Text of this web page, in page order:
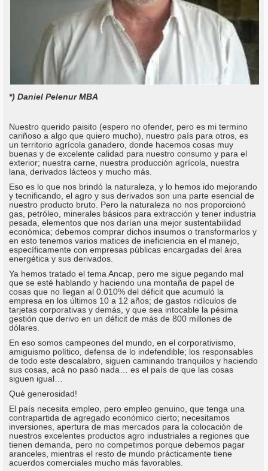
*) Daniel Pelenur MBA
Nuestro querido paisito (espero no ofender, pero es mi termino
cariñoso a algo que quiero mucho), nuestro país para otros, es
un territorio agrícola ganadero, donde hacemos cosas muy
buenas y de excelente calidad para nuestro consumo y para el
exterior; nuestra carne, nuestra producción agrícola, nuestra
lana, derivados lácteos y mucho más.
Eso es lo que nos brindó la naturaleza, y lo hemos ido mejorando
y tecnificando, el agro y sus derivados son una parte esencial de
nuestro producto bruto. Pero la naturaleza no nos proporcionó
gas, petróleo, minerales básicos para extracción y tener industria
pesada, elementos que nos darían una mejor sustentabilidad
económica; debemos comprar dichos insumos o transformarlos y
en esto tenemos varios matices de ineficiencia en el manejo,
específicamente con empresas públicas encargadas del área
energética y sus derivados.
Ya hemos tratado el tema Ancap, pero me sigue pegando mal
que se esté hablando y haciendo una montaña de papel de
cosas que no llegan al 0.010% del déficit que acumuló la
empresa en los últimos 10 a 12 años; de gastos ridículos de
tarjetas corporativas y demás, y que sea intocable la pésima
gestión que derivo en un déficit de más de 800 millones de
dólares.
En eso somos campeones del mundo, en el corporativismo,
amiguismo político, defensa de lo indefendible; los responsables
de todo este descalabro, siguen caminando tranquilos y haciendo
sus cosas, acá no pasó nada… es el país de que las cosas
siguen igual…
Qué generosidad!
El país necesita empleo, pero empleo genuino, que tenga una
contrapartida de agregado económico cierto; necesitamos
inversiones, apertura de mas mercados para la colocación de
nuestros excelentes productos agro industriales a regiones que
tienen demanda, pero no competimos porque debemos pagar
aranceles, mientras el resto de mundo prácticamente tiene
acuerdos comerciales mucho más favorables.